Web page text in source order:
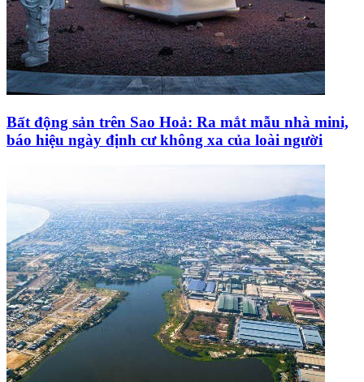
Bất động sản trên Sao Hoả: Ra mắt mẫu nhà mini,
báo hiệu ngày định cư không xa của loài người